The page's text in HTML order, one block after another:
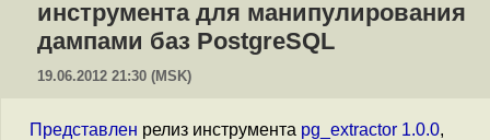
инструмента для манипулирования
дампами баз PostgreSQL
19.06.2012 21:30 (MSK)
Представлен релиз инструмента pg_extractor 1.0.0,